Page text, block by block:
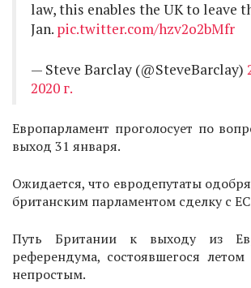
law, this enables the UK to leave
Jan. pic.twitter.com/hzv2o2bMfr
— Steve Barclay (@SteveBarclay)
2020 г.
Европарламент проголосует по
выход 31 января.
Ожидается, что евродепутаты
британским парламентом сделку с
Путь Британии к выходу из
референдума, состоявшегося
непростым.